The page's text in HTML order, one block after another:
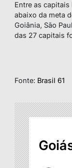
Entre as
abaixo da meta
Goiânia, São
das 27 capitais
Fonte: Brasil 61